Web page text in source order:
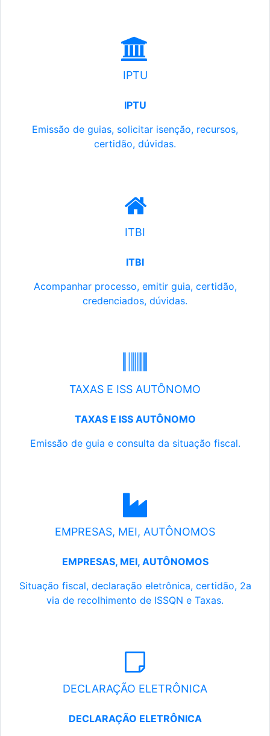
IPTU
IPTU
Emissão de guias, solicitar isenção, recursos,
certidão, dúvidas.
ITBI
ITBI
Acompanhar processo, emitir guia, certidão,
credenciados, dúvidas.
TAXAS E ISS AUTÔNOMO
TAXAS E ISS AUTÔNOMO
Emissão de guia e consulta da situação fiscal.
EMPRESAS, MEI, AUTÔNOMOS
EMPRESAS, MEI, AUTÔNOMOS
Situação fiscal, declaração eletrônica, certidão, 2a
via de recolhimento de ISSQN e Taxas.
DECLARAÇÃO ELETRÔNICA
DECLARAÇÃO ELETRÔNICA